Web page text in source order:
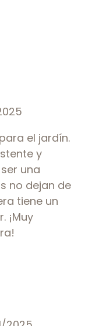
el jardín.
y
una
no dejan de
tiene un
¡Muy